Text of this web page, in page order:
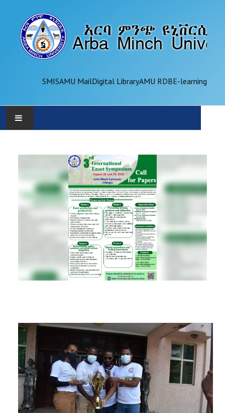
SMISAMU MailDigital LibraryAMU RDBE-learning
ADMINISTRATION
OFFICES
REGISTRAR
PARTNERSHIP